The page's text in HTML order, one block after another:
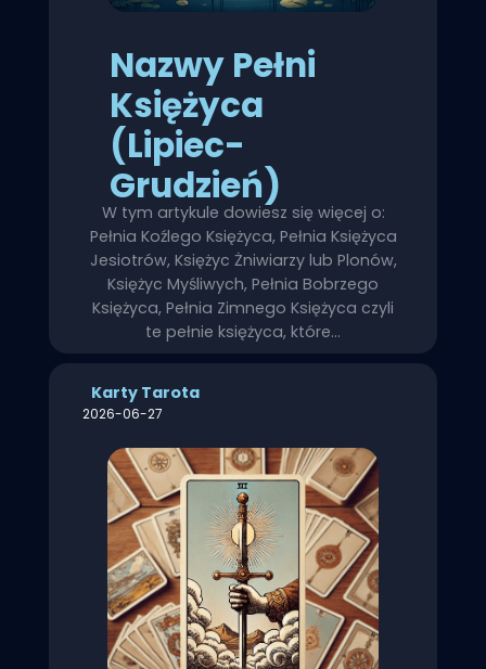
Nazwy Pełni
Księżyca
(Lipiec-
Grudzień)
W tym artykule dowiesz się więcej o:
Pełnia Koźlego Księżyca, Pełnia Księżyca
Jesiotrów, Księżyc Żniwiarzy lub Plonów,
Księżyc Myśliwych, Pełnia Bobrzego
Księżyca, Pełnia Zimnego Księżyca czyli
te pełnie księżyca, które…
Karty Tarota
2026-06-27